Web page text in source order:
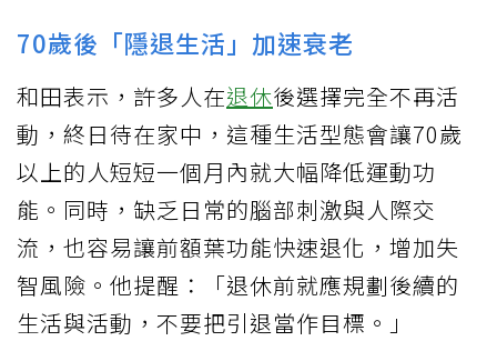
70歲後「隱退生活」加速衰老
和田表示，許多人在退休後選擇完全不再活
動，終日待在家中，這種生活型態會讓70歲
以上的人短短一個月內就大幅降低運動功
能。同時，缺乏日常的腦部刺激與人際交
流，也容易讓前額葉功能快速退化，增加失
智風險。他提醒：「退休前就應規劃後續的
生活與活動，不要把引退當作目標。」